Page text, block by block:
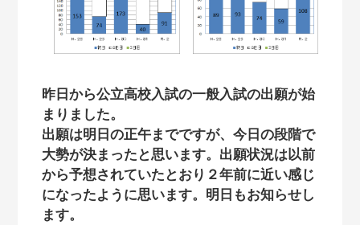
昨日から公立高校入試の一般入試の出願が始
まりました。
出願は明日の正午までですが、今日の段階で
大勢が決まったと思います。出願状況は以前
から予想されていたとおり２年前に近い感じ
になったように思います。明日もお知らせし
ます。